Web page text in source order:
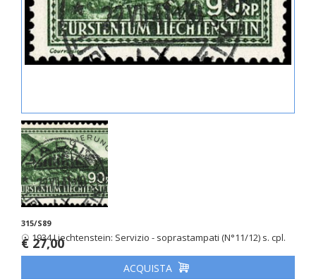
315/S89
☉ 1934 Liechtenstein: Servizio - soprastampati (N°11/12) s. cpl.
€ 27,00
ACQUISTA